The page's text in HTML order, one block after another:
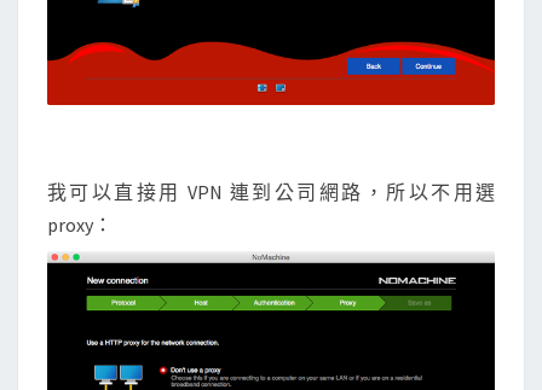
我可以直接用 VPN 連到公司網路，所以不用選
proxy：